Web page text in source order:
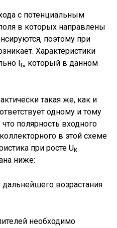
с потенциальным
в которых направлены
поэтому при
Характеристики
IБ, который в данном
такая же, как и
одному и тому
полярность входного
в этой схеме
при росте UК
ниже:
дальнейшего возрастания
необходимо